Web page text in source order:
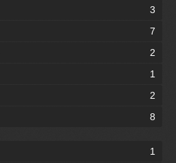
3
7
2
1
2
8
1